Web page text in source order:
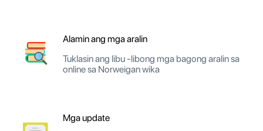
Alamin ang mga aralin
Tuklasin ang libu -libong mga bagong aralin sa
online sa Norweigan wika
Mga update